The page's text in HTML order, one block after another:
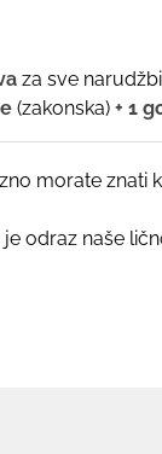
za sve
(zakonska) + 1
morate znati
odraz naše